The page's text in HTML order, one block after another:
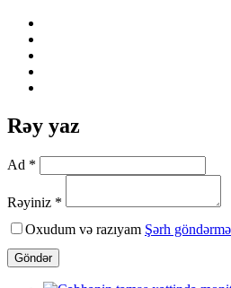
Rəy yaz
Ad *
Rəyiniz *
Oxudum və razıyam Şərh
Göndər